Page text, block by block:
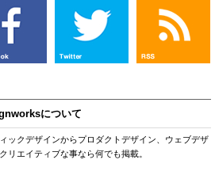
について
ックデザインからプロダクトデザイン、ウェブデザ
リエイティブな事なら何でも掲載。